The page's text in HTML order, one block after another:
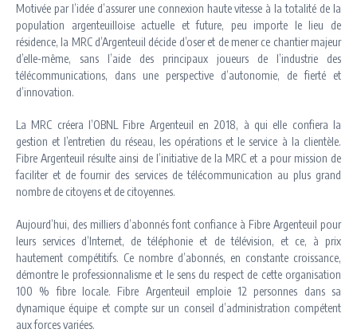
Motivée par l’idée d’assurer une connexion haute vitesse à la totalité de la
population argenteuilloise actuelle et future, peu importe le lieu de
résidence, la MRC d’Argenteuil décide d’oser et de mener ce chantier majeur
d’elle-même, sans l’aide des principaux joueurs de l’industrie des
télécommunications, dans une perspective d’autonomie, de fierté et
d’innovation.
La MRC créera l’OBNL Fibre Argenteuil en 2018, à qui elle confiera la
gestion et l’entretien du réseau, les opérations et le service à la clientèle.
Fibre Argenteuil résulte ainsi de l’initiative de la MRC et a pour mission de
faciliter et de fournir des services de télécommunication au plus grand
nombre de citoyens et de citoyennes.
Aujourd’hui, des milliers d’abonnés font confiance à Fibre Argenteuil pour
leurs services d’Internet, de téléphonie et de télévision, et ce, à prix
hautement compétitifs. Ce nombre d’abonnés, en constante croissance,
démontre le professionnalisme et le sens du respect de cette organisation
100 % fibre locale. Fibre Argenteuil emploie 12 personnes dans sa
dynamique équipe et compte sur un conseil d’administration compétent
aux forces variées.